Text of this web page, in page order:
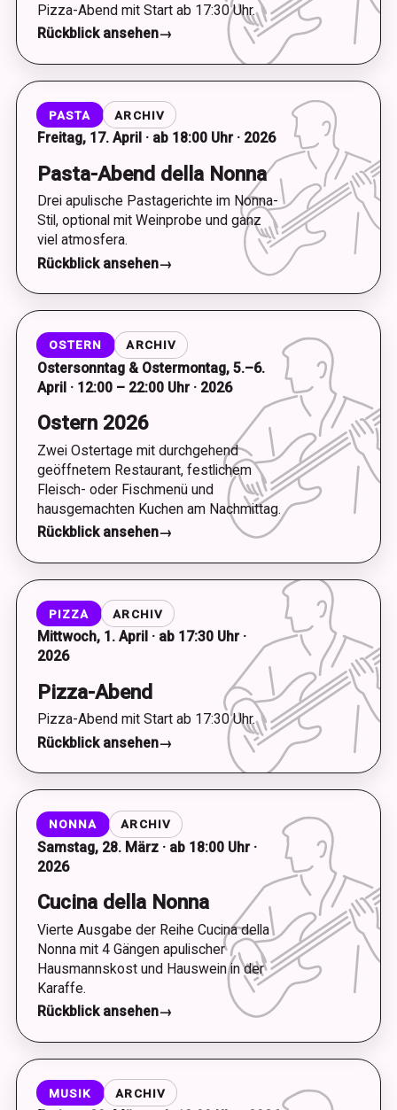
Pizza-Abend mit Start ab 17:30 Uhr.
Rückblick ansehen→
PASTA ARCHIV
Freitag, 17. April · ab 18:00 Uhr · 2026
Pasta-Abend della Nonna
Drei apulische Pastagerichte im Nonna-
Stil, optional mit Weinprobe und ganz
viel atmosfera.
Rückblick ansehen→
OSTERN ARCHIV
Ostersonntag & Ostermontag, 5.–6.
April · 12:00 – 22:00 Uhr · 2026
Ostern 2026
Zwei Ostertage mit durchgehend
geöffnetem Restaurant, festlichem
Fleisch- oder Fischmenü und
hausgemachten Kuchen am Nachmittag.
Rückblick ansehen→
PIZZA ARCHIV
Mittwoch, 1. April · ab 17:30 Uhr ·
2026
Pizza-Abend
Pizza-Abend mit Start ab 17:30 Uhr.
Rückblick ansehen→
NONNA ARCHIV
Samstag, 28. März · ab 18:00 Uhr ·
2026
Cucina della Nonna
Vierte Ausgabe der Reihe Cucina della
Nonna mit 4 Gängen apulischer
Hausmannskost und Hauswein in der
Karaffe.
Rückblick ansehen→
MUSIK ARCHIV